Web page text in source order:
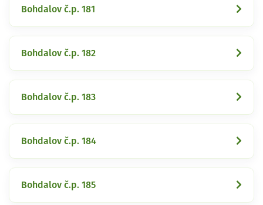
Bohdalov č.p. 181
Bohdalov č.p. 182
Bohdalov č.p. 183
Bohdalov č.p. 184
Bohdalov č.p. 185